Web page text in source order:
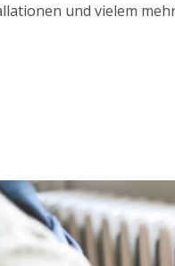
und vielem